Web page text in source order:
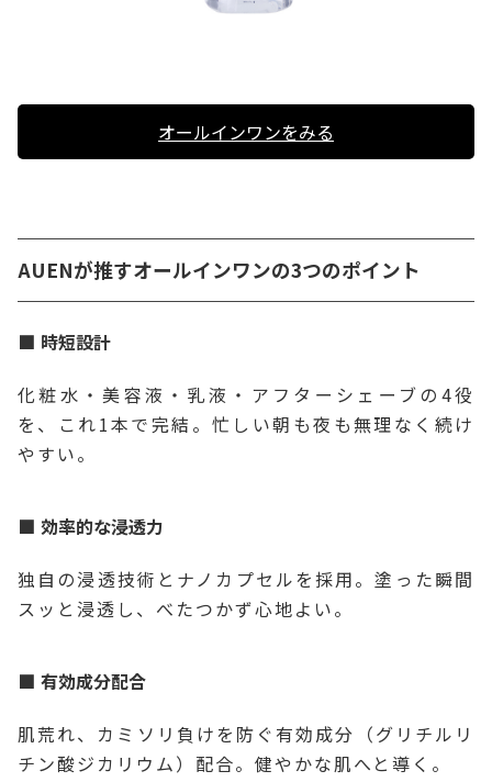
オールインワンをみる
AUENが推すオールインワンの3つのポイント
時短設計
化粧水・美容液・乳液・アフターシェーブの4役
を、これ1本で完結。忙しい朝も夜も無理なく続け
やすい。
効率的な浸透力
独自の浸透技術とナノカプセルを採用。塗った瞬間
スッと浸透し、べたつかず心地よい。
有効成分配合
肌荒れ、カミソリ負けを防ぐ有効成分（グリチルリ
チン酸ジカリウム）配合。健やかな肌へと導く。